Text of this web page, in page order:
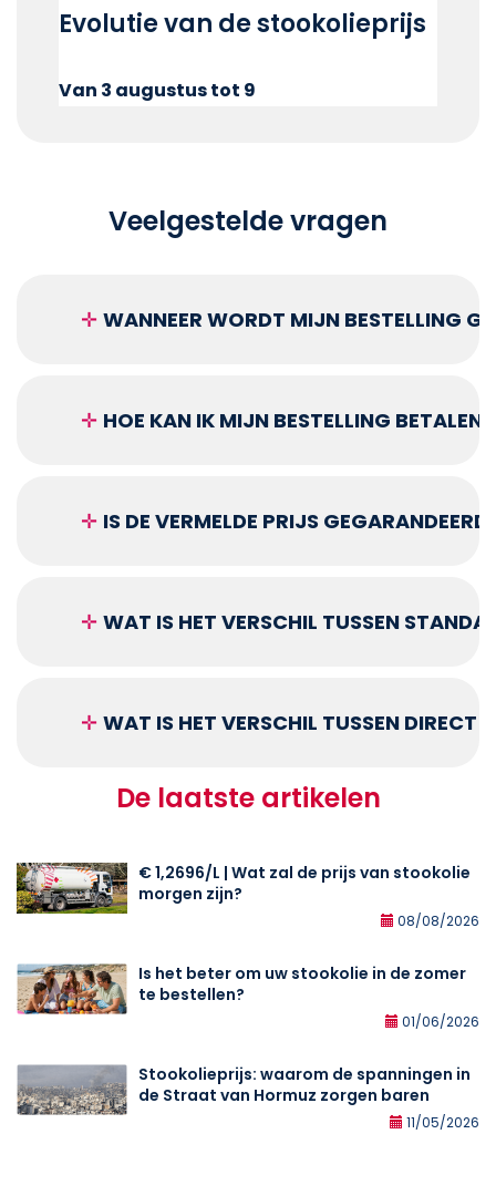
Evolutie van de stookolieprijs
Van 3 augustus tot 9
Veelgestelde vragen
✛ WANNEER WORDT MIJN BESTELLING
✛ HOE KAN IK MIJN BESTELLING BETALEN?
✛ IS DE VERMELDE PRIJS
✛ WAT IS HET VERSCHIL TUSSEN
✛ WAT IS HET VERSCHIL TUSSEN DIRECT
De laatste artikelen
€ 1,2696/L | Wat zal de prijs van stookolie
morgen zijn?
08/08/2026
Is het beter om uw stookolie in de zomer
te bestellen?
01/06/2026
Stookolieprijs: waarom de spanningen in
de Straat van Hormuz zorgen baren
11/05/2026